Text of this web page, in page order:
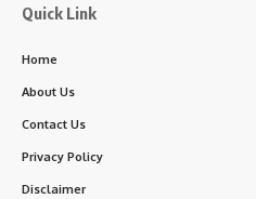
Quick Link
Home
About Us
Contact Us
Privacy Policy
Disclaimer